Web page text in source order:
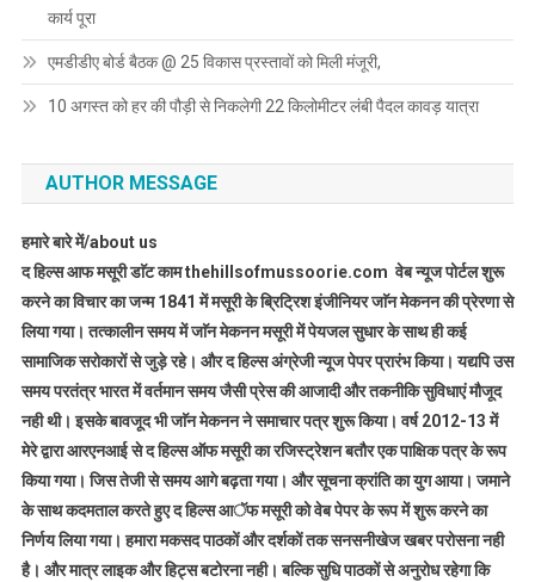
कार्य पूरा
एमडीडीए बोर्ड बैठक @ 25 विकास प्रस्तावों को मिली मंजूरी,
10 अगस्त को हर की पौड़ी से निकलेगी 22 किलोमीटर लंबी पैदल कावड़ यात्रा
AUTHOR MESSAGE
हमारे बारे में/about us
द हिल्स आफ मसूरी डाॅट काम thehillsofmussoorie.com वेब न्यूज पोर्टल शुरू
करने का विचार का जन्म 1841 में मसूरी के ब्रिट्रिश इंजीनियर जाॅन मेकनन की प्रेरणा से
लिया गया। तत्कालीन समय में जाॅन मेकनन मसूरी में पेयजल सुधार के साथ ही कई
सामाजिक सरोकारों से जुड़े रहे। और द हिल्स अंग्रेजी न्यूज पेपर प्रारंभ किया। यद्यपि उस
समय परतंत्र भारत में वर्तमान समय जैसी प्रेस की आजादी और तकनीकि सुविधाएं मौजूद
नही थी। इसके बावजूद भी जाॅन मेकनन ने समाचार पत्र शुरू किया। वर्ष 2012-13 में
मेरे द्वारा आरएनआई से द हिल्स ऑफ मसूरी का रजिस्ट्रेशन बतौर एक पाक्षिक पत्र के रूप
किया गया। जिस तेजी से समय आगे बढ़ता गया। और सूचना क्रांति का युग आया। जमाने
के साथ कदमताल करते हुए द हिल्स आॅफ मसूरी को वेब पेपर के रूप में शुरू करने का
निर्णय लिया गया। हमारा मकसद पाठकों और दर्शकों तक सनसनीखेज खबर परोसना नही
है। और मात्र लाइक और हिट्स बटोरना नही। बल्कि सुधि पाठकों से अनुरोध रहेगा कि